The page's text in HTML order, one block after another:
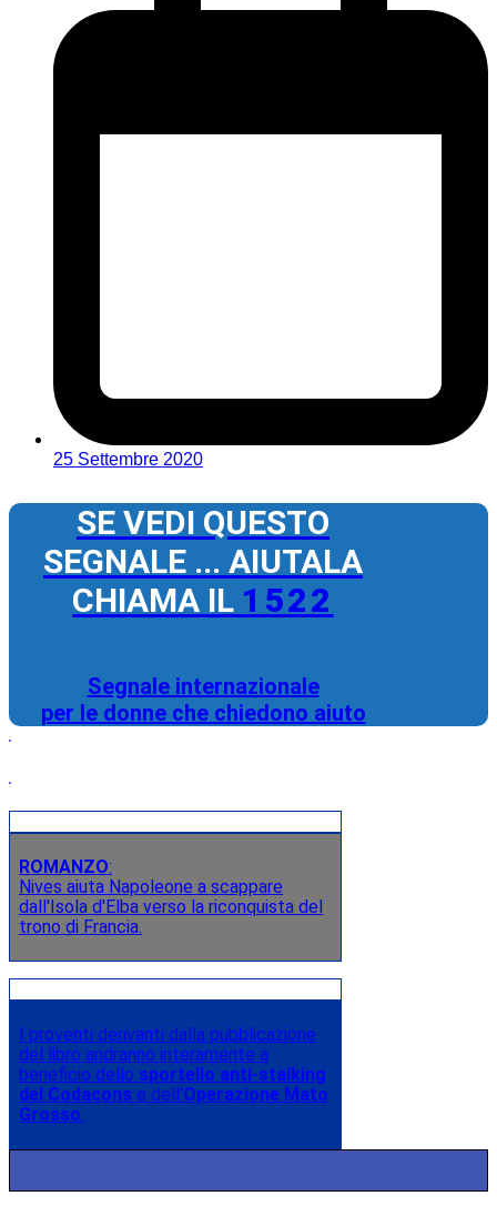
25 Settembre 2020
SE VEDI QUESTO
SEGNALE ... AIUTALA
CHIAMA IL 1522
Segnale internazionale
per le donne che chiedono aiuto
ROMANZO:
Nives aiuta Napoleone a scappare
dall'Isola d'Elba verso la riconquista del
trono di Francia.
I proventi derivanti dalla pubblicazione
del libro andranno interamente a
beneficio dello sportello anti-stalking
del Codacons e dell’Operazione Mato
Grosso.